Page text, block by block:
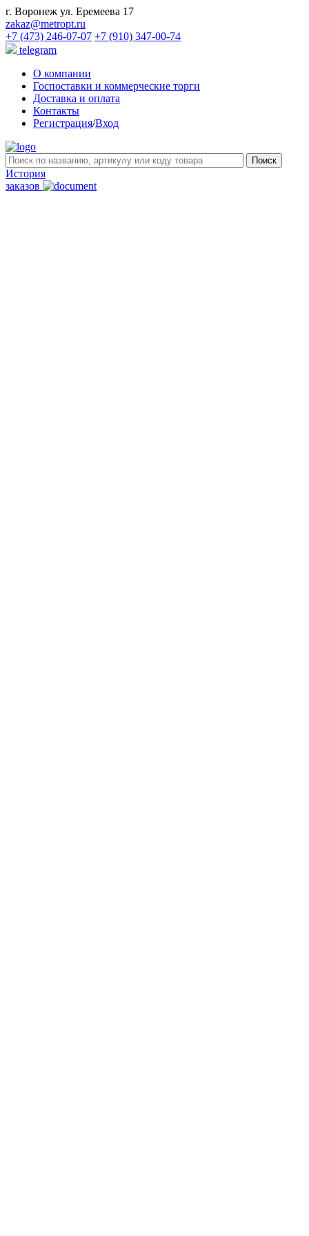
г. Воронеж ул. Еремеева 17
zakaz@metropt.ru
+7 (473) 246-07-07 +7 (910) 347-00-74
telegram
О компании
Госпоставки и коммерческие торги
Доставка и оплата
Контакты
Регистрация/Вход
История
заказов